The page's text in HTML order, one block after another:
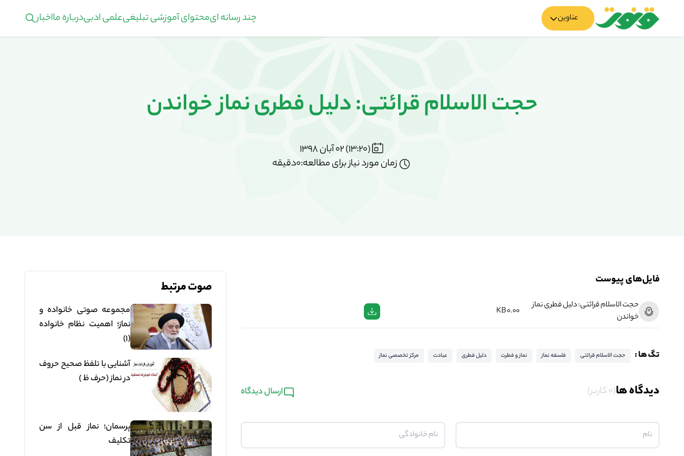
عناوین چند رسانه ایمحتوای آموزشی تبلیغیعلمی ادبیدرباره مااخبار
حجت الاسلام قرائتی: دلیل فطری نماز خواندن
(13:20) 02 آبان 1398
زمان مورد نیاز برای مطالعه:0دقیقه
فایل‌های پیوست
حجت الاسلام قرائتی: دلیل فطری نماز
خواندن
0.00 KB
تگ ها : حجت الاسلام قرائتی فلسفه نماز نماز و فطرت دلیل فطری عبادت مرکز تخصصی نماز
دیدگاه ها(0 کاربر) ارسال دیدگاه
صوت مرتبط
مجموعه صوتی خانواده و
نماز؛ اهمیت نظام خانواده
(1)
آشنایی با تلفظ صحیح حروف
در نماز (حرف ظ )
پرسمان؛ نماز قبل از سن
تکلیف